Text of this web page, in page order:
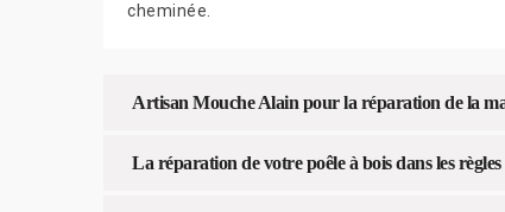
cheminée.
Artisan Mouche Alain pour la réparation de la
La réparation de votre poêle à bois dans les